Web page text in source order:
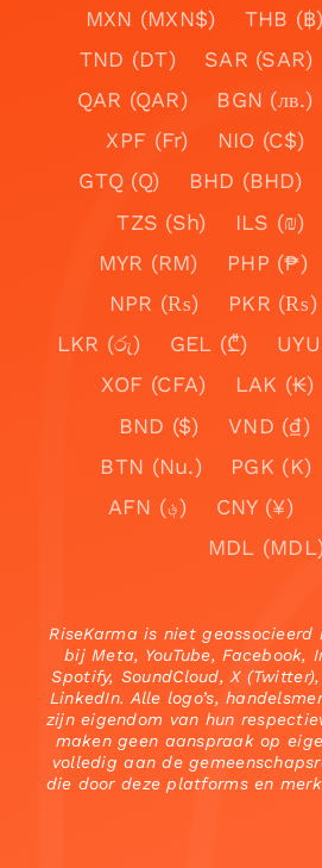
MXN (MXN$)
THB (฿)
TND (DT)
SAR (SAR)
QAR (QAR)
BGN (лв.)
XPF (Fr)
NIO (C$)
GTQ (Q)
BHD (BHD)
TZS (Sh)
ILS (₪)
MYR (RM)
PHP (₱)
NPR (₨)
PKR (₨)
LKR (රු)
GEL (₾)
XOF (CFA)
LAK (₭)
BND ($)
VND (₫)
BTN (Nu.)
PGK (K)
AFN (؋)
CNY (¥)
MDL
RiseKarma is niet
bij Meta, YouTube, Facebook,
Spotify, SoundCloud, X
LinkedIn. Alle logo’s,
zijn eigendom van hun
maken geen aanspraak op
volledig aan de
die door deze platforms en